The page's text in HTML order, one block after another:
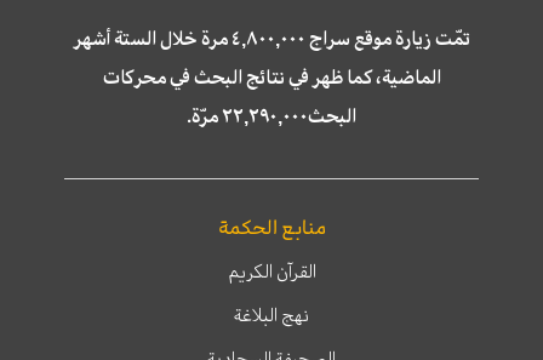
تمّت زيارة موقع سراج ٤,٨٠٠,٠٠٠ مرة خلال الستة أشهر
الماضية، كما ظهر في نتائج البحث في محركات
البحث٢٢,٢٩٠,٠٠٠ مرّة.
منابع الحكمة
القرآن الكريم
نهج البلاغة